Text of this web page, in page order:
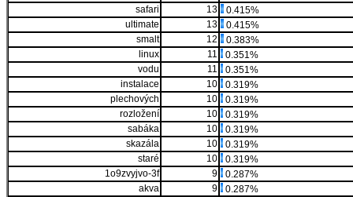
safari
13
0.415%
ultimate
13
0.415%
smalt
12
0.383%
linux
11
0.351%
vodu
11
0.351%
instalace
10
0.319%
plechových
10
0.319%
rozložení
10
0.319%
sabáka
10
0.319%
skazála
10
0.319%
staré
10
0.319%
1o9zvyjvo-3f
9
0.287%
akva
9
0.287%